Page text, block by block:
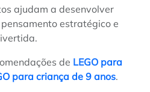
ajudam a desenvolver
estratégico e
de LEGO para
para criança de 9 anos.